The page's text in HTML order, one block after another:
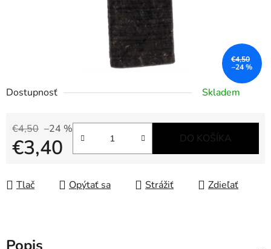
Dostupnosť Skladem
€4,50 –24 %
€3,40 DO KOŠÍKA
Tlač Opýtať sa Strážiť Zdieľať
€4,50
–24 %